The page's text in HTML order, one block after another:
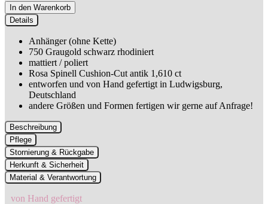
Details
Anhänger (ohne Kette)
750 Graugold schwarz rhodiniert
mattiert / poliert
Rosa Spinell Cushion-Cut antik 1,610 ct
entworfen und von Hand gefertigt in Ludwigsburg,
Deutschland
andere Größen und Formen fertigen wir gerne auf Anfrage!
Beschreibung
Pflege
Stornierung & Rückgabe
Herkunft & Sicherheit
Material & Verantwortung
von Hand gefertigt